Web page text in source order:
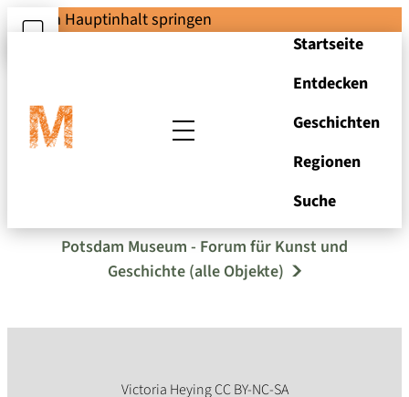
Zum Hauptinhalt springen
Startseite
Entdecken
Geschichten
Regionen
Suche
Kindernähmaschine
Potsdam Museum - Forum für Kunst und
Geschichte (alle Objekte)